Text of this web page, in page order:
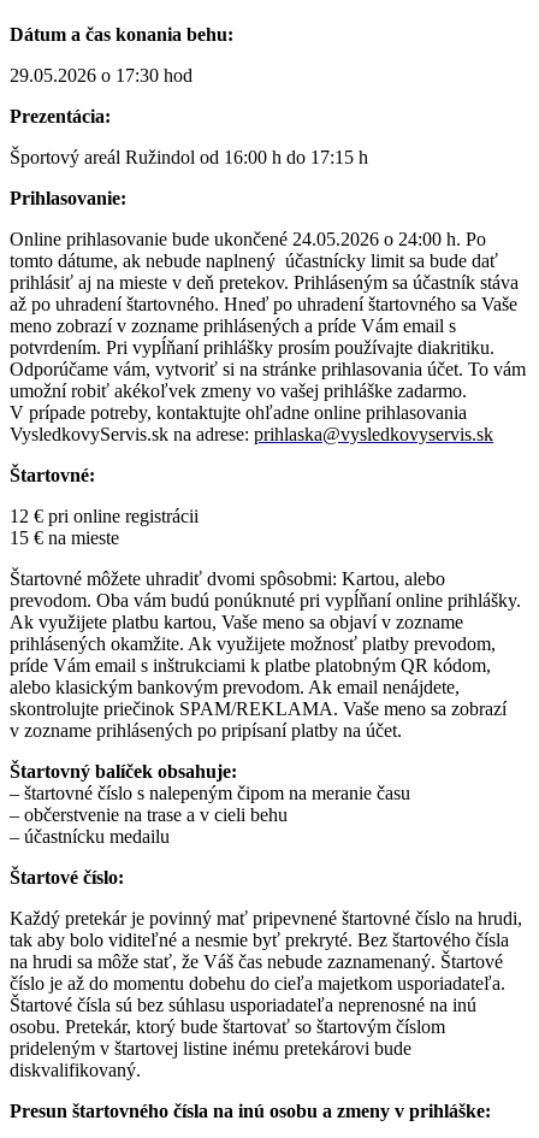
Dátum a čas konania behu:
29.05.2026 o 17:30 hod
Prezentácia:
Športový areál Ružindol od 16:00 h do 17:15 h
Prihlasovanie:
Online prihlasovanie bude ukončené 24.05.2026 o 24:00 h. Po
tomto dátume, ak nebude naplnený účastnícky limit sa bude dať
prihlásiť aj na mieste v deň pretekov. Prihláseným sa účastník stáva
až po uhradení štartovného. Hneď po uhradení štartovného sa Vaše
meno zobrazí v zozname prihlásených a príde Vám email s
potvrdením. Pri vypĺňaní prihlášky prosím používajte diakritiku.
Odporúčame vám, vytvoriť si na stránke prihlasovania účet. To vám
umožní robiť akékoľvek zmeny vo vašej prihláške zadarmo.
V prípade potreby, kontaktujte ohľadne online prihlasovania
VysledkovyServis.sk na adrese: prihlaska@vysledkovyservis.sk
Štartovné:
12 € pri online registrácii
15 € na mieste
Štartovné môžete uhradiť dvomi spôsobmi: Kartou, alebo
prevodom. Oba vám budú ponúknuté pri vypĺňaní online prihlášky.
Ak využijete platbu kartou, Vaše meno sa objaví v zozname
prihlásených okamžite. Ak využijete možnosť platby prevodom,
príde Vám email s inštrukciami k platbe platobným QR kódom,
alebo klasickým bankovým prevodom. Ak email nenájdete,
skontrolujte priečinok SPAM/REKLAMA. Vaše meno sa zobrazí
v zozname prihlásených po pripísaní platby na účet.
Štartovný balíček obsahuje:
– štartovné číslo s nalepeným čipom na meranie času
– občerstvenie na trase a v cieli behu
– účastnícku medailu
Štartové číslo:
Každý pretekár je povinný mať pripevnené štartovné číslo na hrudi,
tak aby bolo viditeľné a nesmie byť prekryté. Bez štartového čísla
na hrudi sa môže stať, že Váš čas nebude zaznamenaný. Štartové
číslo je až do momentu dobehu do cieľa majetkom usporiadateľa.
Štartové čísla sú bez súhlasu usporiadateľa neprenosné na inú
osobu. Pretekár, ktorý bude štartovať so štartovým číslom
prideleným v štartovej listine inému pretekárovi bude
diskvalifikovaný.
Presun štartovného čísla na inú osobu a zmeny v prihláške: